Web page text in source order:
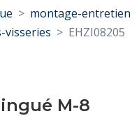
montage-entretien
EHZI08205
M-8